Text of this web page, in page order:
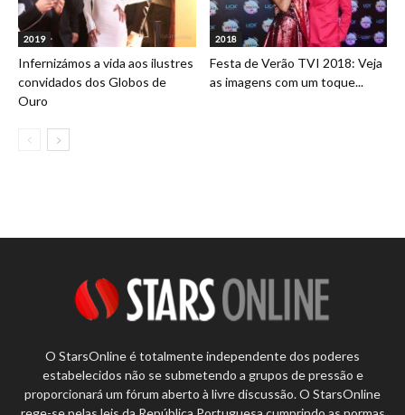
2019
Infernizámos a vida aos ilustres
convidados dos Globos de
Ouro
2018
Festa de Verão TVI 2018: Veja
as imagens com um toque...
O StarsOnline é totalmente independente dos poderes
estabelecidos não se submetendo a grupos de pressão e
proporcionará um fórum aberto à livre discussão. O StarsOnline